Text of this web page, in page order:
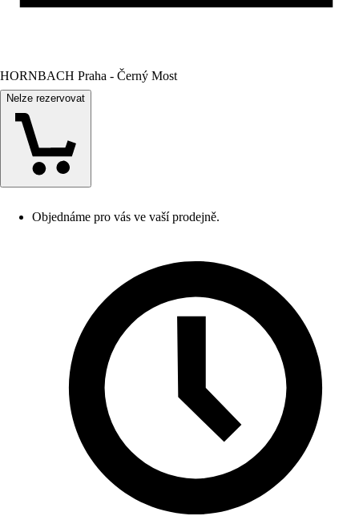
HORNBACH Praha - Černý Most
Nelze rezervovat
Objednáme pro vás ve vaší prodejně.